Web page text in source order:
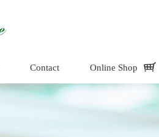
Contact Online Shop